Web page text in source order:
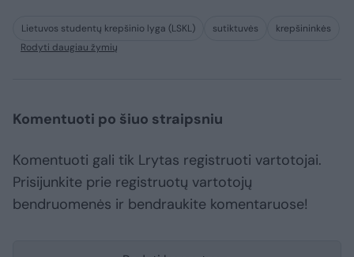
Lietuvos studentų krepšinio lyga (LSKL) sutiktuvės
krepšininkės
Rodyti daugiau žymių
Komentuoti po šiuo straipsniu
Komentuoti gali tik Lrytas registruoti vartotojai.
Prisijunkite prie registruotų vartotojų
bendruomenės ir bendraukite komentaruose!